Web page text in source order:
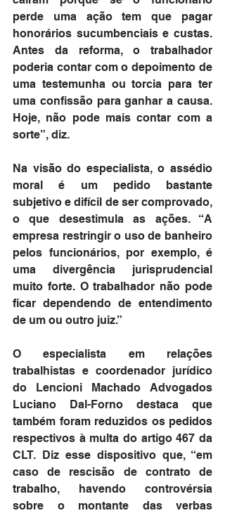
perde uma ação tem que pagar
honorários sucumbenciais e custas.
Antes da reforma, o trabalhador
poderia contar com o depoimento de
uma testemunha ou torcia para ter
uma confissão para ganhar a causa.
Hoje, não pode mais contar com a
sorte”, diz.
Na visão do especialista, o assédio
moral é um pedido bastante
subjetivo e difícil de ser comprovado,
o que desestimula as ações. “A
empresa restringir o uso de banheiro
pelos funcionários, por exemplo, é
uma divergência jurisprudencial
muito forte. O trabalhador não pode
ficar dependendo de entendimento
de um ou outro juiz.”
O especialista em relações
trabalhistas e coordenador jurídico
do Lencioni Machado Advogados
Luciano Dal-Forno destaca que
também foram reduzidos os pedidos
respectivos à multa do artigo 467 da
CLT. Diz esse dispositivo que, “em
caso de rescisão de contrato de
trabalho, havendo controvérsia
sobre o montante das verbas